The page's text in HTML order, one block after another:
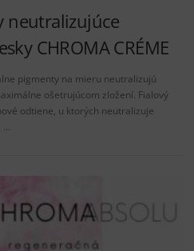
neutralizujúce
CHROMA CRÉME
pigmenty na mieru neutralizujú
ošetrujúcom zložení. Fialový
odtiene, u ktorých neutralizuje
…